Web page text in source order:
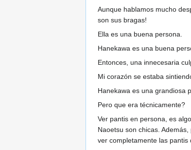
Aunque hablamos mucho
son sus bragas!
Ella es una buena persona.
Hanekawa es una buena
Entonces, una innecesaria
Mi corazón se estaba
Hanekawa es una grandiosa
Pero que era técnicamente?
Ver pantis en persona, es
Naoetsu son chicas.
ver completamente las